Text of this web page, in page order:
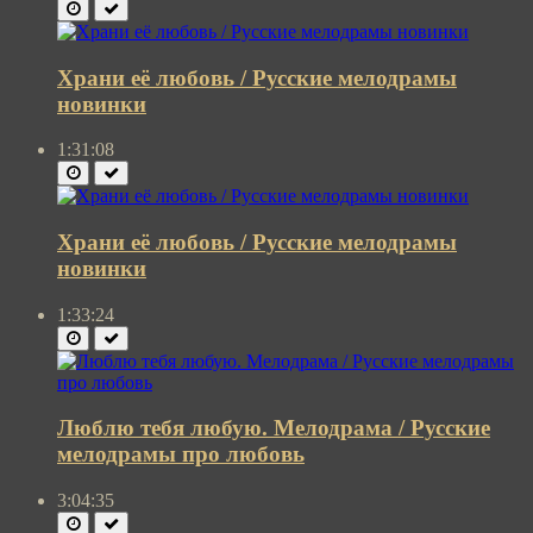
Храни её любовь / Русские мелодрамы
новинки
1:31:08
Храни её любовь / Русские мелодрамы
новинки
1:33:24
Люблю тебя любую. Мелодрама / Русские
мелодрамы про любовь
3:04:35